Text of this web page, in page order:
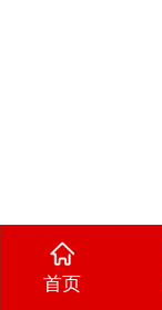
首页